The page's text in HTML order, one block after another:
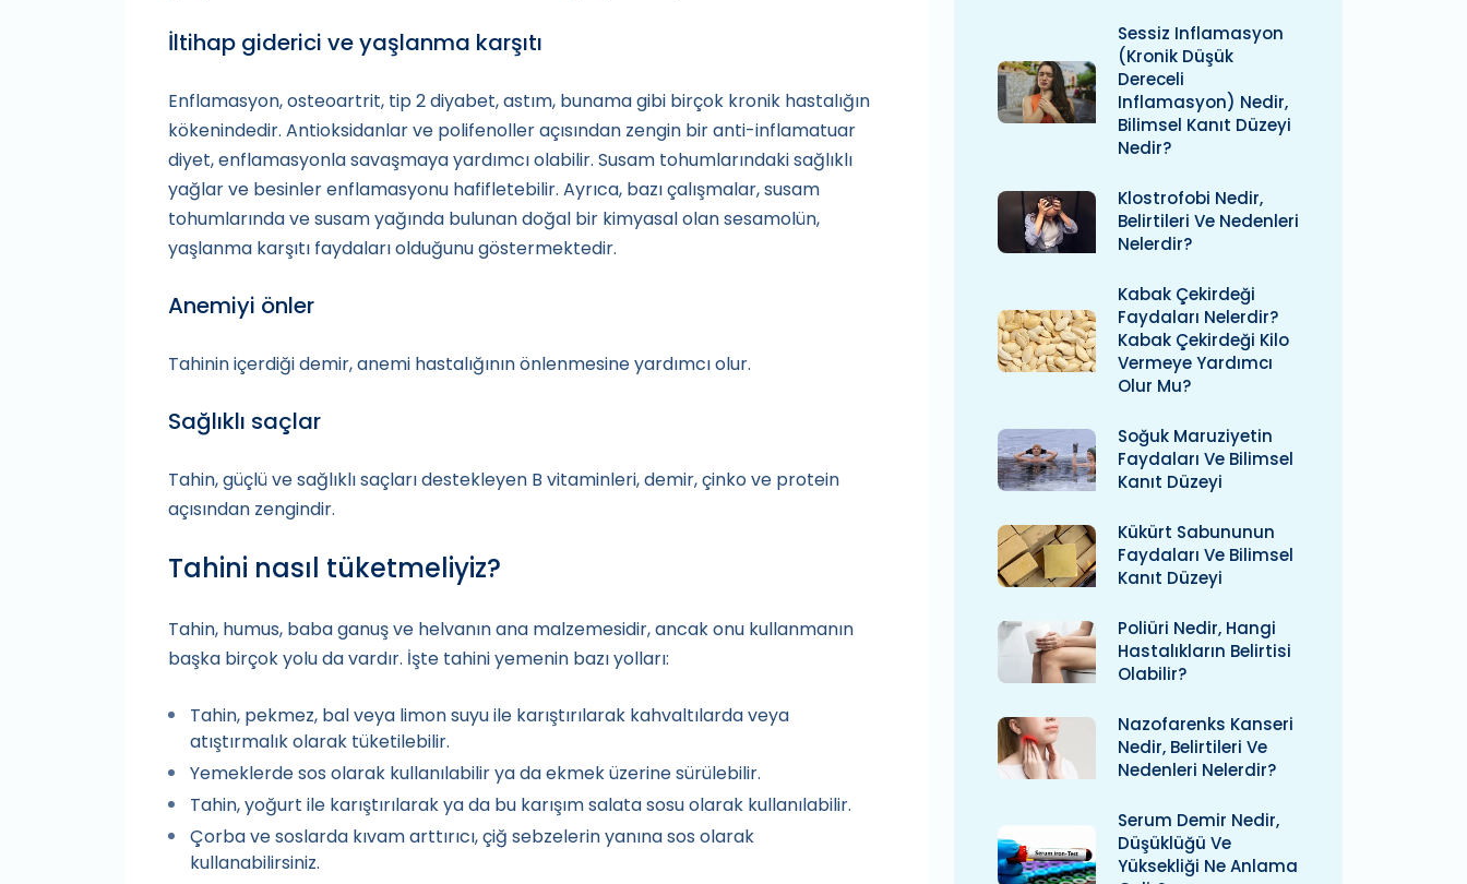
İltihap giderici ve yaşlanma karşıtı
Enflamasyon, osteoartrit, tip 2 diyabet, astım, bunama gibi birçok kronik hastalığın
kökenindedir. Antioksidanlar ve polifenoller açısından zengin bir anti-inflamatuar
diyet, enflamasyonla savaşmaya yardımcı olabilir. Susam tohumlarındaki sağlıklı
yağlar ve besinler enflamasyonu hafifletebilir. Ayrıca, bazı çalışmalar, susam
tohumlarında ve susam yağında bulunan doğal bir kimyasal olan sesamolün,
yaşlanma karşıtı faydaları olduğunu göstermektedir.
Anemiyi önler
Tahinin içerdiği demir, anemi hastalığının önlenmesine yardımcı olur.
Sağlıklı saçlar
Tahin, güçlü ve sağlıklı saçları destekleyen B vitaminleri, demir, çinko ve protein
açısından zengindir.
Tahini nasıl tüketmeliyiz?
Tahin, humus, baba ganuş ve helvanın ana malzemesidir, ancak onu kullanmanın
başka birçok yolu da vardır. İşte tahini yemenin bazı yolları:
Tahin, pekmez, bal veya limon suyu ile karıştırılarak kahvaltılarda veya
atıştırmalık olarak tüketilebilir.
Yemeklerde sos olarak kullanılabilir ya da ekmek üzerine sürülebilir.
Tahin, yoğurt ile karıştırılarak ya da bu karışım salata sosu olarak kullanılabilir.
Çorba ve soslarda kıvam arttırıcı, çiğ sebzelerin yanına sos olarak
kullanabilirsiniz.
Sessiz Inflamasyon
(kronik Düşük
Dereceli
Inflamasyon) Nedir,
Bilimsel Kanıt Düzeyi
Nedir?
Klostrofobi Nedir,
Belirtileri Ve Nedenleri
Nelerdir?
Kabak Çekirdeği
Faydaları Nelerdir?
Kabak Çekirdeği Kilo
Vermeye Yardımcı
Olur Mu?
Soğuk Maruziyetin
Faydaları Ve Bilimsel
Kanıt Düzeyi
Kükürt Sabununun
Faydaları Ve Bilimsel
Kanıt Düzeyi
Poliüri Nedir, Hangi
Hastalıkların Belirtisi
Olabilir?
Nazofarenks Kanseri
Nedir, Belirtileri Ve
Nedenleri Nelerdir?
Serum Demir Nedir,
Düşüklüğü Ve
Yüksekliği Ne Anlama